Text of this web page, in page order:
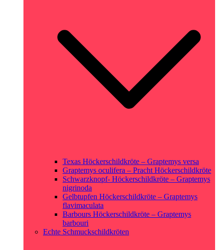
Texas Höckerschildkröte – Graptemys versa
Graptemys oculifera – Pracht Höckerschildkröte
Schwarzknopf- Höckerschildkröte – Graptemys
nigrinoda
Gelbtupfen Höckerschildkröte – Graptemys
flavimaculata
Barbours Höckerschildkröte – Graptemys
barbouri
Echte Schmuckschildkröten